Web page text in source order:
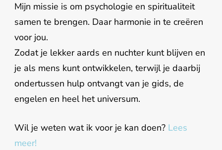
Mijn missie is om psychologie en spiritualiteit
samen te brengen. Daar harmonie in te creëren
voor jou.
Zodat je lekker aards en nuchter kunt blijven en
je als mens kunt ontwikkelen, terwijl je daarbij
ondertussen hulp ontvangt van je gids, de
engelen en heel het universum.
Wil je weten wat ik voor je kan doen? Lees
meer!